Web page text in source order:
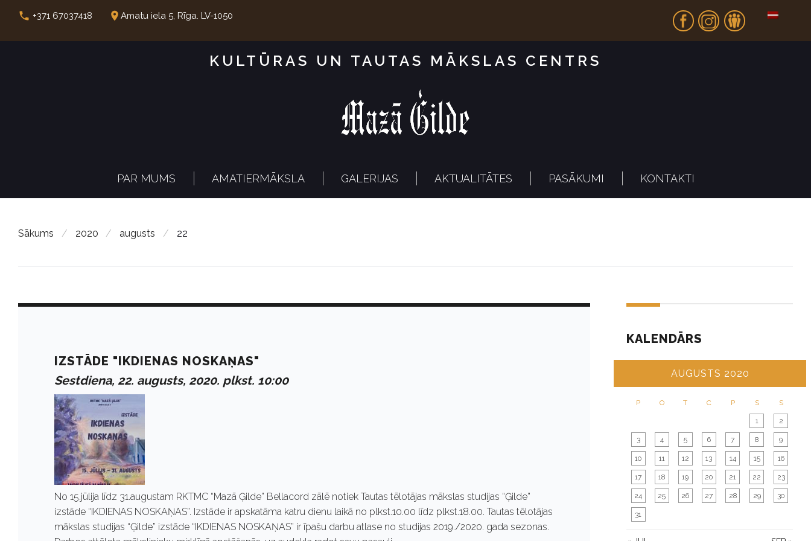
e
Fb In Dr
call +371 67037418 place Amatu iela 5, Rīga. LV-1050
KULTŪRAS UN TAUTAS MĀKSLAS CENTRS
PAR MUMS AMATIERMĀKSLA GALERIJAS AKTUALITĀTES PASĀKUMI KONTAKTI
Sākums / 2020 / augusts / 22
IZSTĀDE "IKDIENAS NOSKAŅAS"
Sestdiena, 22. augusts, 2020. plkst. 10:00
No 15.jūlija līdz 31.augustam RKTMC “Mazā Ģilde” Bellacord zālē notiek Tautas tēlotājas mākslas studijas “Ģilde”
izstāde “IKDIENAS NOSKAŅAS”. Izstāde ir apskatāma katru dienu laikā no plkst.10.00 līdz plkst.18.00. Tautas tēlotājas
mākslas studijas “Ģilde” izstāde “IKDIENAS NOSKAŅAS” ir īpašu darbu atlase no studijas 2019./2020. gada sezonas.
KALENDĀRS
AUGUSTS 2020
P O T C P S S
1 2
3 4 5 6 7 8 9
10 11 12 13 14 15 16
17 18 19 20 21 22 23
24 25 26 27 28 29 30
31